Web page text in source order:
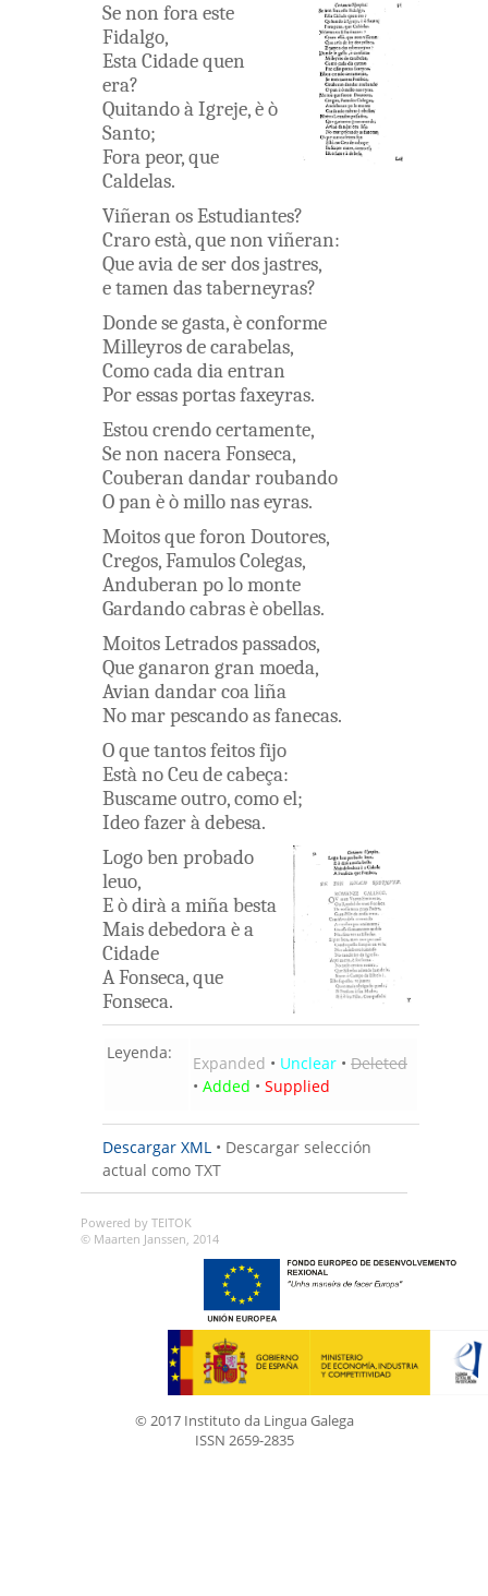
Senon foraeste
Fidalgo,
EstaCidadequen
era?
QuitandoàIgreje,èò
Santo;
Forapeor,que
Caldelas.
Viñeran osEstudiantes?
Craroestà,quenon viñeran:
Queaviadeserdosjastres,
etamen dastaberneyras?
Dondesegasta,èconforme
Milleyrosdecarabelas,
Comocadadiaentran
Poressasportasfaxeyras.
Estoucrendocertamente,
Senon naceraFonseca,
Couberan dandarroubando
Opan èòmillonaseyras.
Moitosqueforon Doutores,
Cregos,FamulosColegas,
Anduberan po lomonte
Gardandocabrasèobellas.
MoitosLetradospassados,
Queganaron gran moeda,
Avian dandarcoaliña
Nomarpescandoasfanecas.
Oquetantosfeitosfijo
EstànoCeudecabeça:
Buscameoutro,comoel;
Ideofazeràdebesa.
Logoben probado
leuo,
Eòdiràamiñabesta
Maisdebedoraèa
Cidade
AFonseca,que
Fonseca.
Leyenda:
Expanded • Unclear • Deleted
• Added • Supplied
Descargar XML • Descargar selección
actual como TXT
Powered by TEITOK
© Maarten Janssen, 2014
© 2017 Instituto da Lingua Galega
ISSN 2659-2835